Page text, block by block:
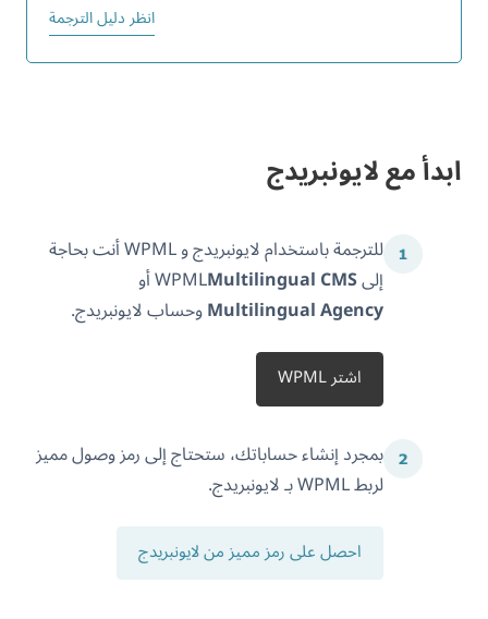
انظر دليل الترجمة
ابدأ مع لايونبريدج
للترجمة باستخدام لايونبريدج و WPML أنت بحاجة
إلى WPMLMultilingual CMS
أو
Multilingual Agencyوحساب لايونبريدج.
اشتر WPML
بمجرد إنشاء حساباتك، ستحتاج إلى رمز وصول مميز
لربط WPML بـ لايونبريدج.
احصل على رمز مميز من لايونبريدج